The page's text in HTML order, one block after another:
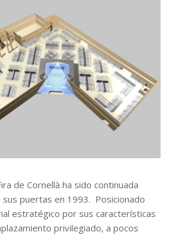
de Cornellà ha sido continuada
puertas en 1993. Posicionado
estratégico por sus características
privilegiado, a pocos